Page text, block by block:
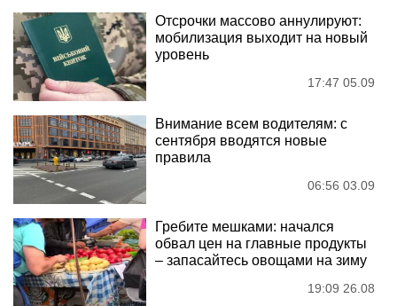
Отсрочки массово аннулируют:
мобилизация выходит на новый
уровень
17:47 05.09
Внимание всем водителям: с
сентября вводятся новые
правила
06:56 03.09
Гребите мешками: начался
обвал цен на главные продукты
– запасайтесь овощами на зиму
19:09 26.08